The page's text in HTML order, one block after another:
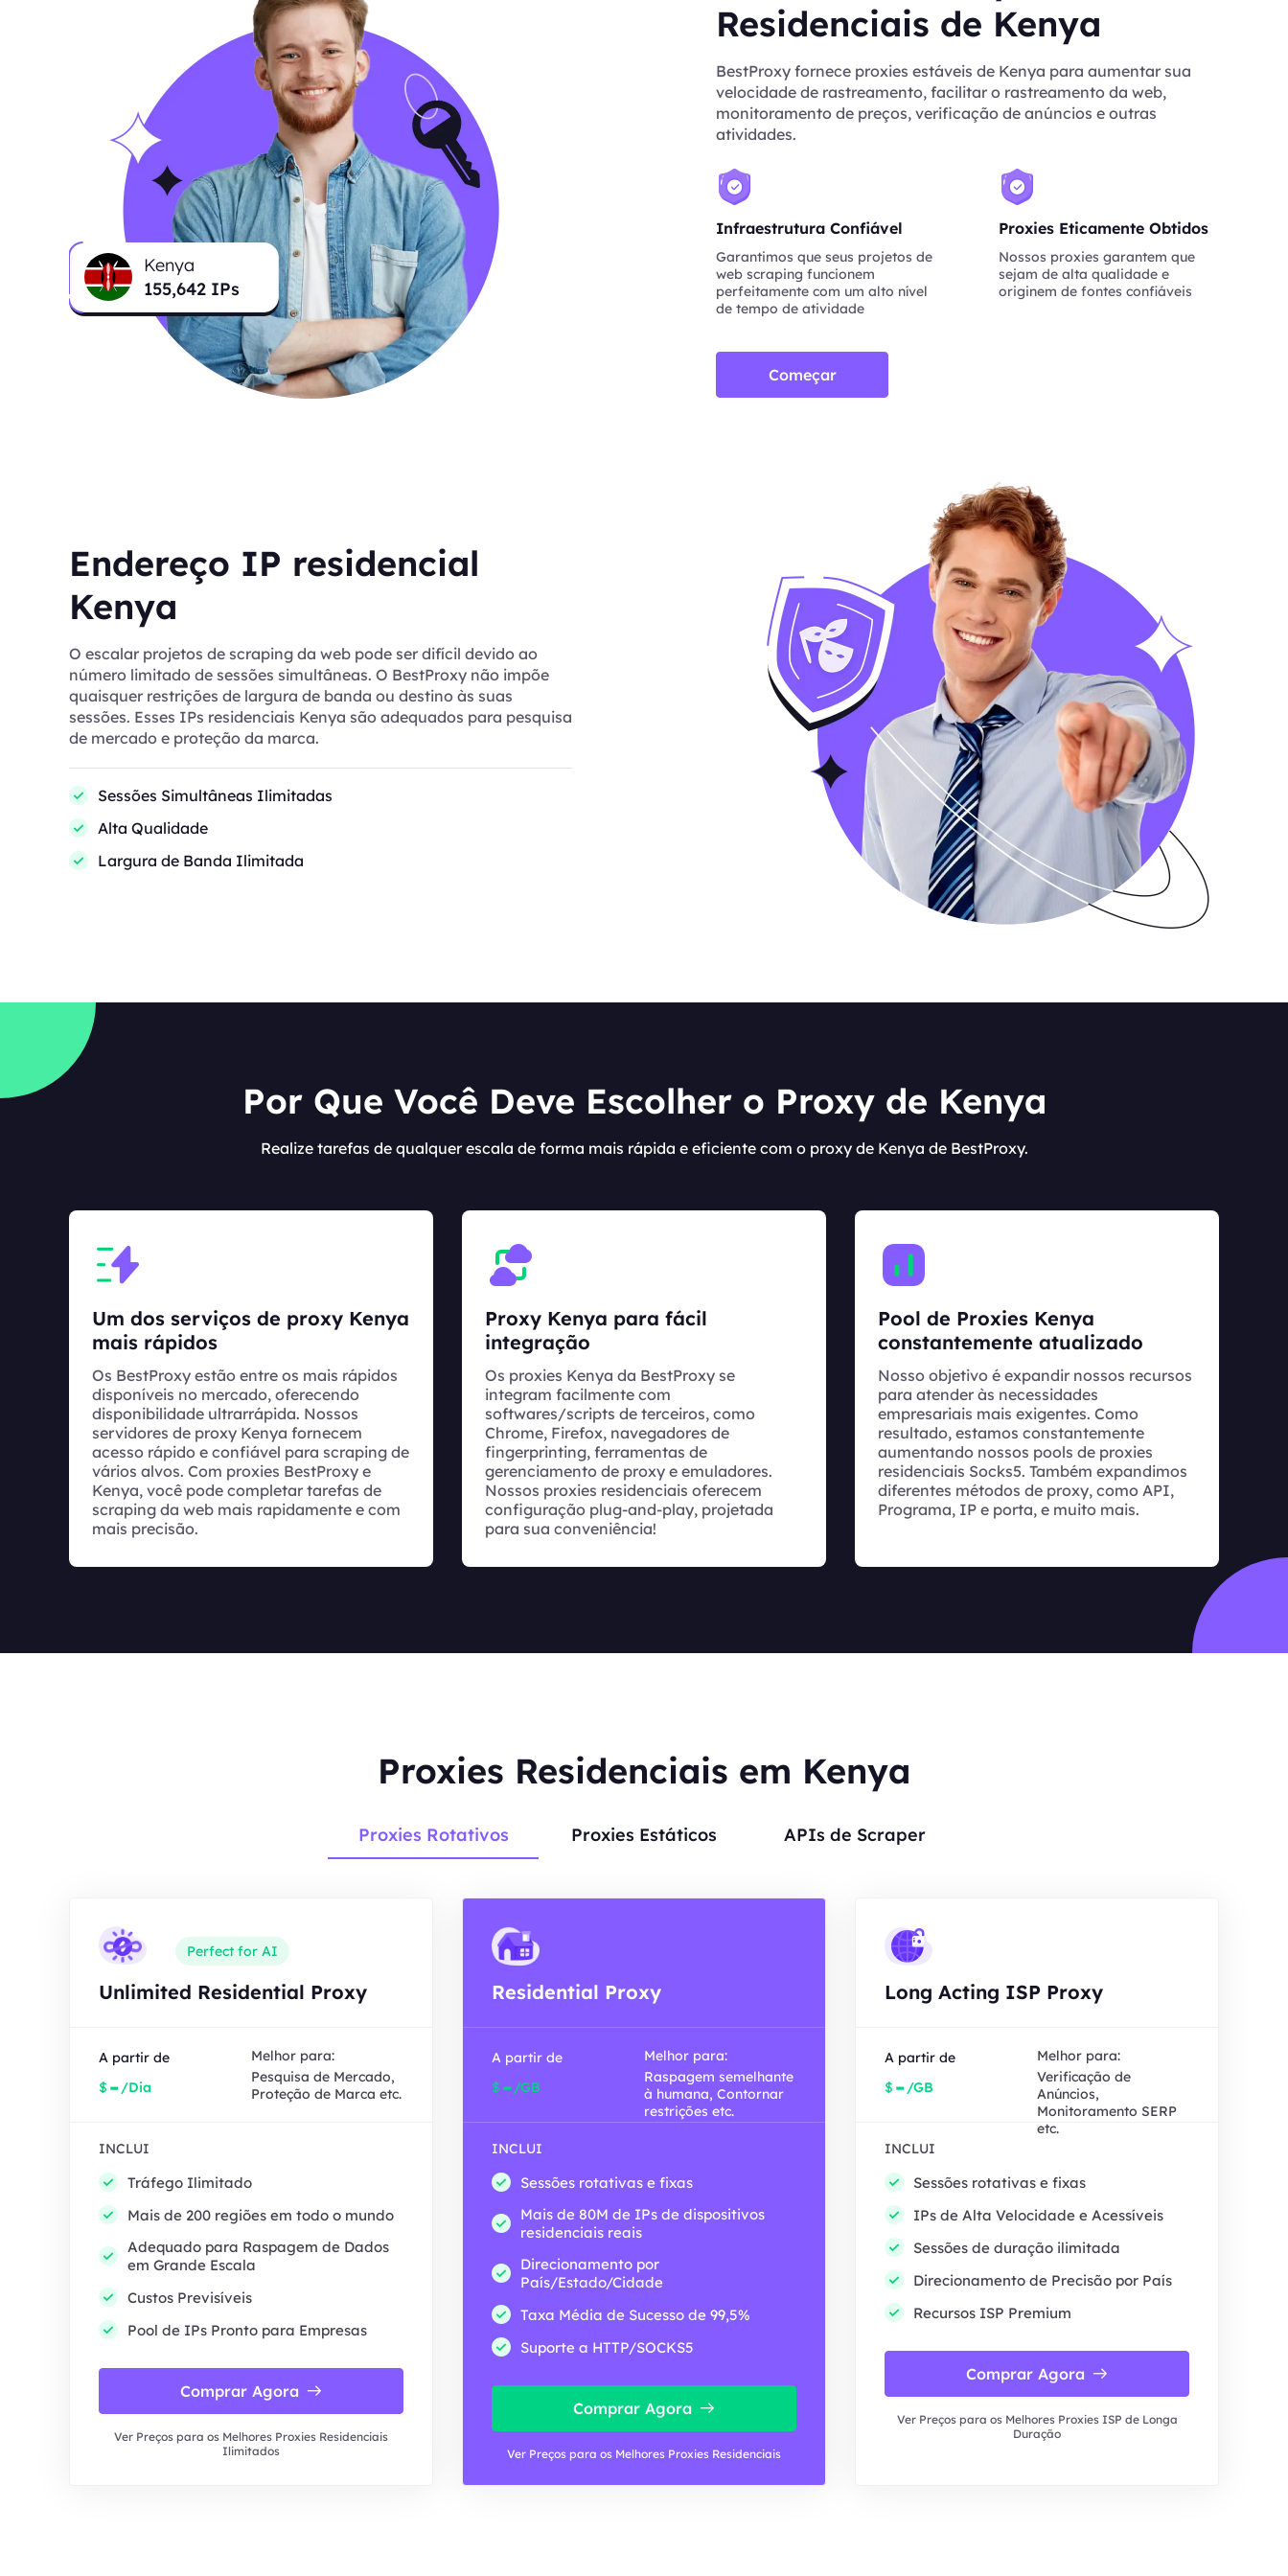
Kenya
155,642 IPs
Residenciais de Kenya
BestProxy fornece proxies estáveis de Kenya para aumentar sua
velocidade de rastreamento, facilitar o rastreamento da web,
monitoramento de preços, verificação de anúncios e outras
atividades.
Infraestrutura Confiável
Garantimos que seus projetos de
web scraping funcionem
perfeitamente com um alto nível
de tempo de atividade
Proxies Eticamente Obtidos
Nossos proxies garantem que
sejam de alta qualidade e
originem de fontes confiáveis
Começar
Endereço IP residencial
Kenya
O escalar projetos de scraping da web pode ser difícil devido ao
número limitado de sessões simultâneas. O BestProxy não impõe
quaisquer restrições de largura de banda ou destino às suas
sessões. Esses IPs residenciais Kenya são adequados para pesquisa
de mercado e proteção da marca.
Sessões Simultâneas Ilimitadas
Alta Qualidade
Largura de Banda Ilimitada
Por Que Você Deve Escolher o Proxy de Kenya
Realize tarefas de qualquer escala de forma mais rápida e eficiente com o proxy de Kenya de BestProxy.
Um dos serviços de proxy Kenya
mais rápidos
Os BestProxy estão entre os mais rápidos
disponíveis no mercado, oferecendo
disponibilidade ultrarrápida. Nossos
servidores de proxy Kenya fornecem
acesso rápido e confiável para scraping de
vários alvos. Com proxies BestProxy e
Kenya, você pode completar tarefas de
scraping da web mais rapidamente e com
mais precisão.
Proxy Kenya para fácil
integração
Os proxies Kenya da BestProxy se
integram facilmente com
softwares/scripts de terceiros, como
Chrome, Firefox, navegadores de
fingerprinting, ferramentas de
gerenciamento de proxy e emuladores.
Nossos proxies residenciais oferecem
configuração plug-and-play, projetada
para sua conveniência!
Pool de Proxies Kenya
constantemente atualizado
Nosso objetivo é expandir nossos recursos
para atender às necessidades
empresariais mais exigentes. Como
resultado, estamos constantemente
aumentando nossos pools de proxies
residenciais Socks5. Também expandimos
diferentes métodos de proxy, como API,
Programa, IP e porta, e muito mais.
Proxies Residenciais em Kenya
Proxies Rotativos Proxies Estáticos APIs de Scraper
Unlimited Residential Proxy
Perfect for AI
A partir de
$ -/Dia
Melhor para:
Pesquisa de Mercado,
Proteção de Marca etc.
INCLUI
Tráfego Ilimitado
Mais de 200 regiões em todo o mundo
Adequado para Raspagem de Dados
em Grande Escala
Custos Previsíveis
Pool de IPs Pronto para Empresas
Comprar Agora
Ver Preços para os Melhores Proxies Residenciais
Ilimitados
Residential Proxy
A partir de
$ - /GB
Melhor para:
Raspagem semelhante
à humana, Contornar
restrições etc.
INCLUI
Sessões rotativas e fixas
Mais de 80M de IPs de dispositivos
residenciais reais
Direcionamento por
País/Estado/Cidade
Taxa Média de Sucesso de 99,5%
Suporte a HTTP/SOCKS5
Comprar Agora
Ver Preços para os Melhores Proxies Residenciais
Long Acting ISP Proxy
A partir de
$ -/GB
Melhor para:
Verificação de
Anúncios,
Monitoramento SERP
etc.
INCLUI
Sessões rotativas e fixas
IPs de Alta Velocidade e Acessíveis
Sessões de duração ilimitada
Direcionamento de Precisão por País
Recursos ISP Premium
Comprar Agora
Ver Preços para os Melhores Proxies ISP de Longa
Duração